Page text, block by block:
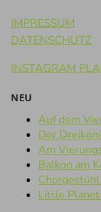
IMPRESSUM
DATENSCHUTZ
INSTAGRAM
NEU
Auf dem
Der
Am
Balkon am
Little